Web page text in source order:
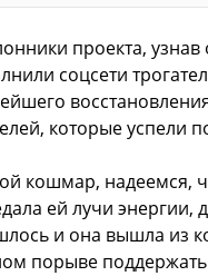
проекта, узнав
соцсети
которые успели
кошмар, надеемся,
ей лучи энергии,
и она вышла из
порыве